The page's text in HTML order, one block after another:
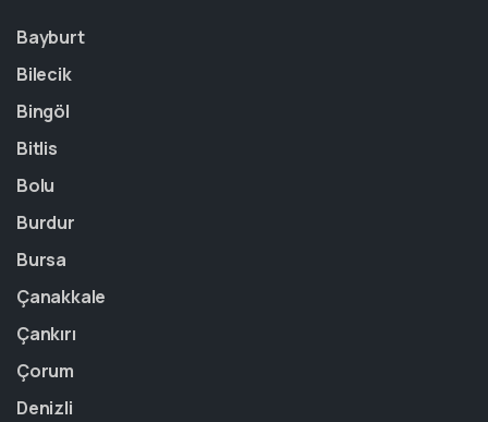
Bayburt
Bilecik
Bingöl
Bitlis
Bolu
Burdur
Bursa
Çanakkale
Çankırı
Çorum
Denizli